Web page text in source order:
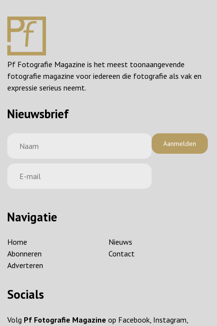
Pf Fotografie Magazine is het meest toonaangevende
fotografie magazine voor iedereen die fotografie als vak en
expressie serieus neemt.
Nieuwsbrief
Aanmelden
Navigatie
Home
Nieuws
Abonneren
Contact
Adverteren
Socials
Volg Pf Fotografie Magazine op Facebook, Instagram,